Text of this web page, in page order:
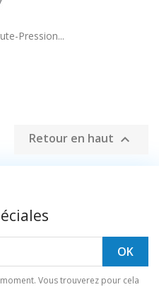
Pression...
Retour en haut 
Vous trouverez pour cela